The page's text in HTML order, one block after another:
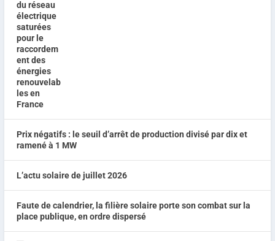
Prix négatifs : le seuil d’arrêt de production divisé par dix et
ramené à 1 MW
L’actu solaire de juillet 2026
Faute de calendrier, la filière solaire porte son combat sur la
place publique, en ordre dispersé